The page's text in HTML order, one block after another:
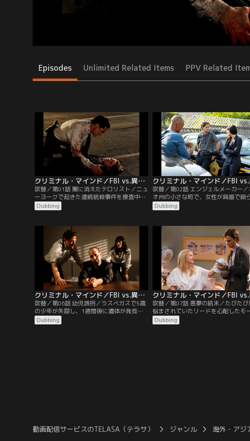
Episodes Unlimited Related Items PPV Related
クリミナル・マインド／FBI vs.異常犯罪 シーズン4 第01話／吹替
吹替／第01話 闇に消えたテロリスト／ニュ
ーヨークで起きた連続銃殺事件を捜査中の
BAUメンバーに戦慄が走る。フェデラルプ
ラザ近くで黒のSUV車が爆発。ホッチとFBI
撃によって吹き飛ばされる。自らも負傷し
ながらも、大量出血しているジョイナーを
必死に助けようとするホッチ。間もなく救
急車や警察が到着するが…。
Dubbing
吹替／第02話 エンジェルメーカー／
オ州の小さな町で、女性が鈍器で殴
行された上、殺された。腹部には死後
ライバーで刺されたと思われる穴が複
DNAを調べたところ、10年前に同じ
きた連続殺人事件の犯人のものと一
ころが、エンジェルメーカーと呼ば
の男は、1年前に死刑が執行されてい
Dubbing
クリミナル・マインド／FBI vs.異常犯罪 シーズン4 第06話／吹替
吹替／第06話 幼児誘拐／ラスベガスで5歳
の少年が失踪し、1週間後に遺体が発見さ
れる。遺体は新しい服を着せられ、ツメや
髪も整えられていた。さらに、新たな少年
Dubbing
吹替／第07話 悪夢の結末／たびたび
悩まされていたリードを心配したモ
は、リードが4歳の頃、ライリーとい
の少年が性的暴行の末に刺殺されてい
Dubbing
動画配信サービスのTELASA（テラサ） ジャンル 海外・アジ